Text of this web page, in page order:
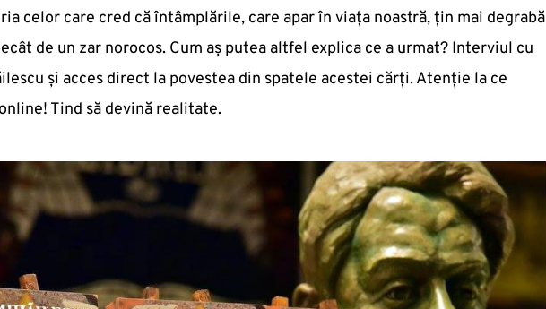
celor care cred că întâmplările, care apar în viața noastră, țin mai degrabă
de un zar norocos. Cum aș putea altfel explica ce a urmat? Interviul cu
și acces direct la povestea din spatele acestei cărți. Atenție la ce
Tind să devină realitate.